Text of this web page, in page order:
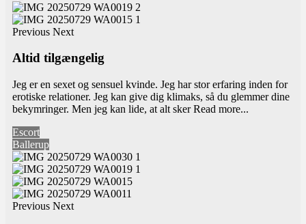
Previous Next
Altid tilgængelig
Jeg er en sexet og sensuel kvinde. Jeg har stor erfaring inden for
erotiske relationer. Jeg kan give dig klimaks, så du glemmer dine
bekymringer. Men jeg kan lide, at alt skerRead more...
Escort
Ballerup
Previous Next